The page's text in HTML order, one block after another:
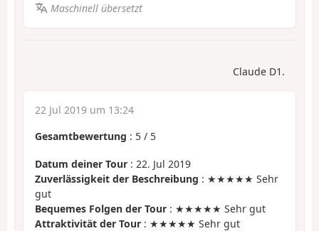
Maschinell übersetzt
Claude D1.
22 Jul 2019 um 13:24
Gesamtbewertung : 5 / 5
Datum deiner Tour : 22. Jul 2019
Zuverlässigkeit der Beschreibung : ★★★★★ Sehr
gut
Bequemes Folgen der Tour : ★★★★★ Sehr gut
Attraktivität der Tour : ★★★★★ Sehr gut